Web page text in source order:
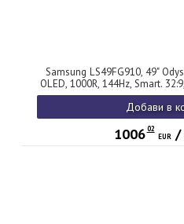
Samsung LS49FG910, 49"
OLED, 1000R, 144Hz, Smart.
HDMI,Micro HDMI, USB Hub,
Lightsync RGB, 8000 DPI, 6
Добави в
1006 02
EUR/